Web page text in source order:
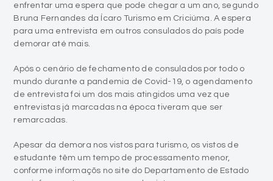
enfrentar uma espera que pode chegar a um ano, segundo
Bruna Fernandes da Ícaro Turismo em Criciúma. A espera
para uma entrevista em outros consulados do país pode
demorar até mais.
Após o cenário de fechamento de consulados por todo o
mundo durante a pandemia de Covid-19, o agendamento
de entrevista foi um dos mais atingidos uma vez que
entrevistas já marcadas na época tiveram que ser
remarcadas.
Apesar da demora nos vistos para turismo, os vistos de
estudante têm um tempo de processamento menor,
conforme informaçõs no site do Departamento de Estado